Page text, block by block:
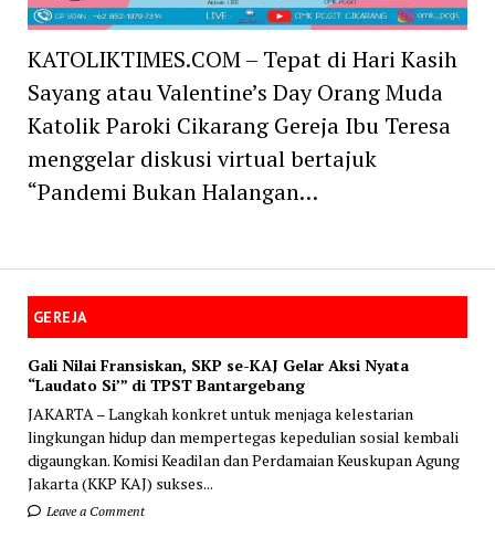
GEREJA
Gali Nilai Fransiskan, SKP se-KAJ Gelar Aksi Nyata
“Laudato Si’” di TPST Bantargebang
JAKARTA – Langkah konkret untuk menjaga kelestarian
lingkungan hidup dan mempertegas kepedulian sosial kembali
digaungkan. Komisi Keadilan dan Perdamaian Keuskupan Agung
Jakarta (KKP KAJ) sukses...
Leave a Comment
KATOLIKTIMES.COM – Tepat di Hari Kasih
Sayang atau Valentine’s Day Orang Muda
Katolik Paroki Cikarang Gereja Ibu Teresa
menggelar diskusi virtual bertajuk
“Pandemi Bukan Halangan…